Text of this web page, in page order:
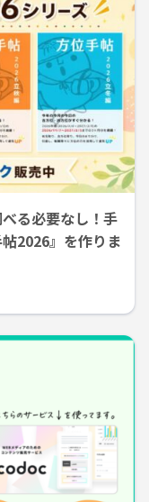
る必要なし！手
2026』を作りま